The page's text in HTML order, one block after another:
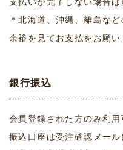
支払いが完了しない場合は
＊北海道、沖縄、離島な
余裕を見てお支払をお願い
銀行振込
会員登録された方のみ利用
振込口座は受注確認メー